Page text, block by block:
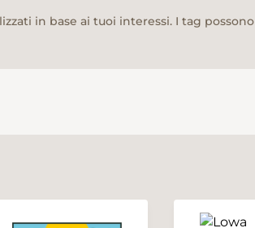
in base ai tuoi interessi. I tag possono